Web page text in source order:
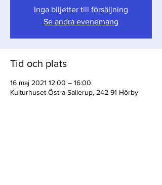
Inga biljetter till försäljning
Se andra evenemang
Tid och plats
16 maj 2021 12:00 – 16:00
Kulturhuset Östra Sallerup, 242 91 Hörby